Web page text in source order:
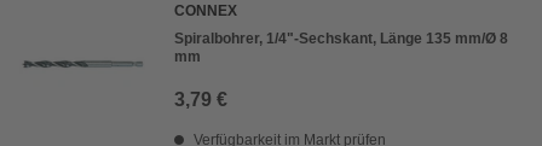
CONNEX
Spiralbohrer, 1/4"-Sechskant, Länge 135 mm/Ø 8
mm
3,79 €
Verfügbarkeit im Markt prüfen